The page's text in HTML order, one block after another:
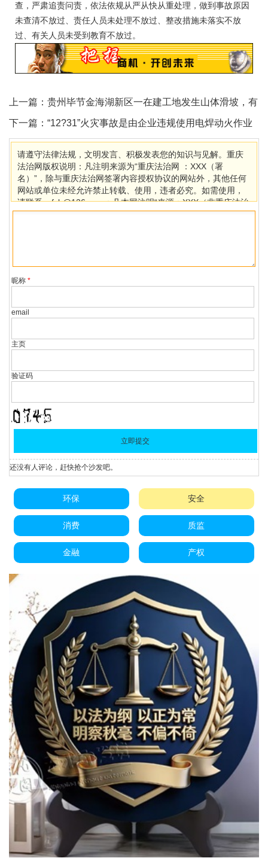
查，严肃追责问责，依法依规从严从快从重处理，做到事故原因
未查清不放过、责任人员未处理不放过、整改措施未落实不放
过、有关人员未受到教育不放过。
上一篇： 贵州毕节金海湖新区一在建工地发生山体滑坡，有
人员被困
下一篇： “12?31”火灾事故是由企业违规使用电焊动火作业
所致
请遵守法律法规，文明发言、积极发表您的知识与见解。重庆
法治网版权说明：凡注明来源为“重庆法治网 ：XXX（署
名）”，除与重庆法治网签署内容授权协议的网站外，其他任何
网站或单位未经允许禁止转载、使用，违者必究。如需使用，
请联系cqfzb@126.com；凡本网注明“来源：XXX（非重庆法治
网）”的作品，均转载自其它媒体，目的在于传播更多信息，其
昵称*
email
主页
验证码
还没有人评论，赶快抢个沙发吧。
环保 安全
消费 质监
金融 产权